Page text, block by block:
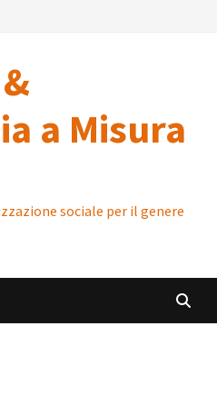
a Misura
sociale per il genere